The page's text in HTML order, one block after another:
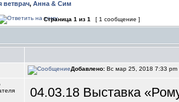
ветврач, Анна & Сим
Страница 1 из 1 [ 1 сообщение ]
Добавлено: Вс мар 25, 2018 7:33 pm
04.03.18 Выставка